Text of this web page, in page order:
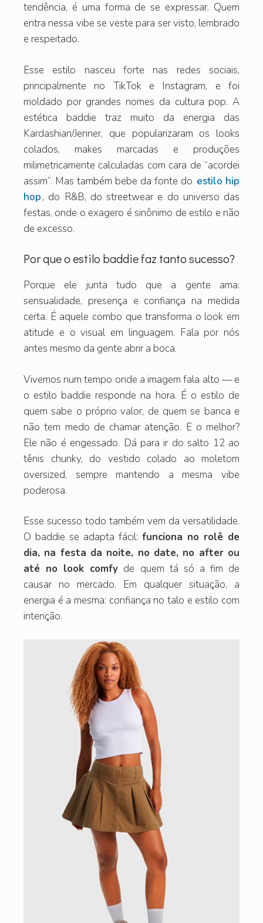
tendência, é uma forma de se expressar. Quem
entra nessa vibe se veste para ser visto, lembrado
e respeitado.
Esse estilo nasceu forte nas redes sociais,
principalmente no TikTok e Instagram, e foi
moldado por grandes nomes da cultura pop. A
estética baddie traz muito da energia das
Kardashian/Jenner, que popularizaram os looks
colados, makes marcadas e produções
milimetricamente calculadas com cara de “acordei
assim”. Mas também bebe da fonte do estilo hip
hop, do R&B, do streetwear e do universo das
festas, onde o exagero é sinônimo de estilo e não
de excesso.
Por que o estilo baddie faz tanto sucesso?
Porque ele junta tudo que a gente ama:
sensualidade, presença e confiança na medida
certa. É aquele combo que transforma o look em
atitude e o visual em linguagem. Fala por nós
antes mesmo da gente abrir a boca.
Vivemos num tempo onde a imagem fala alto — e
o estilo baddie responde na hora. É o estilo de
quem sabe o próprio valor, de quem se banca e
não tem medo de chamar atenção. E o melhor?
Ele não é engessado. Dá para ir do salto 12 ao
tênis chunky, do vestido colado ao moletom
oversized, sempre mantendo a mesma vibe
poderosa.
Esse sucesso todo também vem da versatilidade.
O baddie se adapta fácil: funciona no rolê de
dia, na festa da noite, no date, no after ou
até no look comfy de quem tá só a fim de
causar no mercado. Em qualquer situação, a
energia é a mesma: confiança no talo e estilo com
intenção.